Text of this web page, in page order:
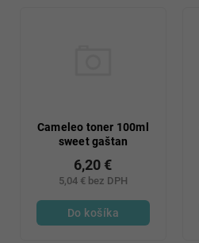
Cameleo toner 100ml
sweet gaštan
5,04 € bez DPH
6,20 €
Do košíka